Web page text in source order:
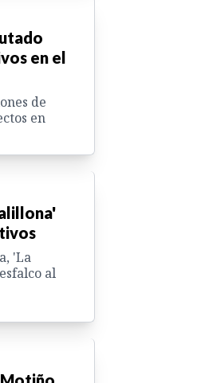
en el
de
en
'La
al